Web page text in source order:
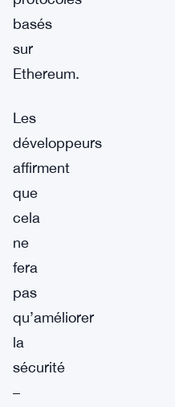
basés
sur
Ethereum.
Les
développeurs
affirment
que
cela
ne
fera
pas
qu’améliorer
la
sécurité
–